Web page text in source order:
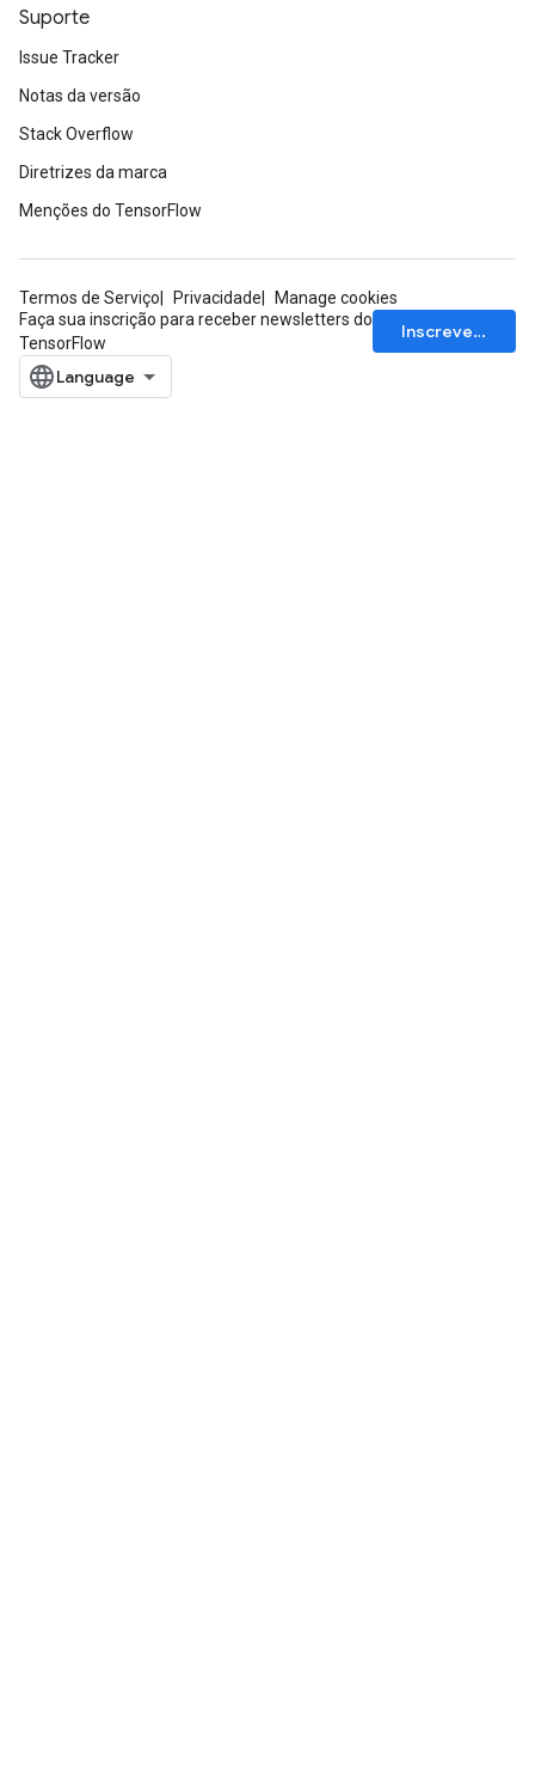
Suporte
Issue Tracker
Notas da versão
Stack Overflow
Diretrizes da marca
Menções do TensorFlow
Termos de Serviço Privacidade
Manage cookies
Faça sua inscrição para receber newsletters do
TensorFlow
Inscrever-se